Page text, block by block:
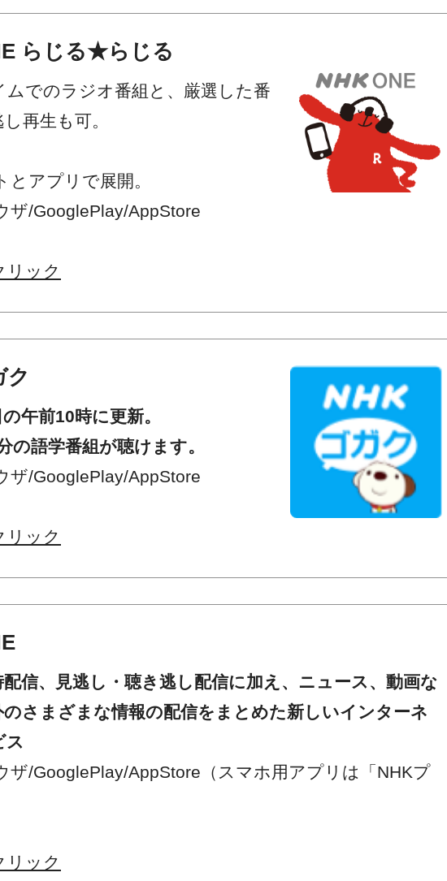
らじる★らじる
ムでのラジオ番組と、厳選した番
再生も可。
とアプリで展開。
ザ/GooglePlay/AppStore
リック
ク
午前10時に更新。
の語学番組が聴けます。
ザ/GooglePlay/AppStore
リック
信、見逃し・聴き逃し配信に加え、ニュース、動画な
のさまざまな情報の配信をまとめた新しいインターネ
ス
ザ/GooglePlay/AppStore（スマホ用アプリは「NHKプ
リック